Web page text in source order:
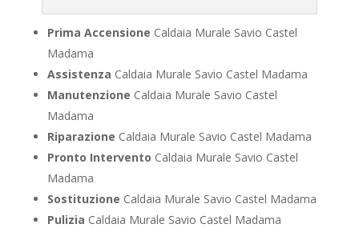
Prima Accensione Caldaia Murale Savio Castel
Madama
Assistenza Caldaia Murale Savio Castel Madama
Manutenzione Caldaia Murale Savio Castel
Madama
Riparazione Caldaia Murale Savio Castel Madama
Pronto Intervento Caldaia Murale Savio Castel
Madama
Sostituzione Caldaia Murale Savio Castel Madama
Pulizia Caldaia Murale Savio Castel Madama